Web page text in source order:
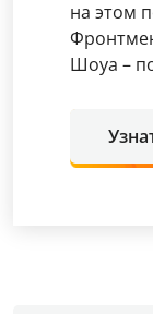
на этом
Шоуа –